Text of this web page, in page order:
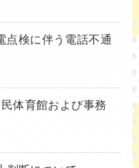
点検に伴う電話不通
体育館および事務